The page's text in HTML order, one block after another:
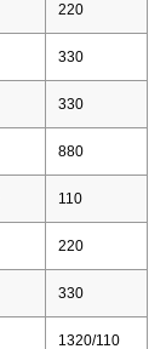
220
330
330
880
110
220
330
1320/110